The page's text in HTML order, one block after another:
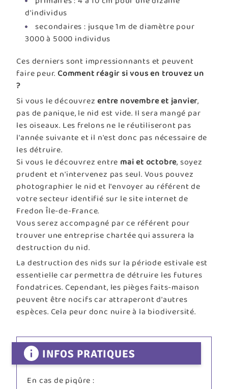
d'individus
secondaires : jusque 1m de diamètre pour
3000 à 5000 individus
Ces derniers sont impressionnants et peuvent
faire peur. Comment réagir si vous en trouvez un
?
Si vous le découvrez entre novembre et janvier,
pas de panique, le nid est vide. Il sera mangé par
les oiseaux. Les frelons ne le réutiliseront pas
l'année suivante et il n'est donc pas nécessaire de
les détruire.
Si vous le découvrez entre mai et octobre, soyez
prudent et n'intervenez pas seul. Vous pouvez
photographier le nid et l'envoyer au référent de
votre secteur identifié sur le site internet de
Fredon Île-de-France.
Vous serez accompagné par ce référent pour
trouver une entreprise chartée qui assurera la
destruction du nid.
La destruction des nids sur la période estivale est
essentielle car permettra de détruire les futures
fondatrices. Cependant, les pièges faits-maison
peuvent être nocifs car attraperont d'autres
espèces. Cela peur donc nuire à la biodiversité.
INFOS PRATIQUES
En cas de piqûre :